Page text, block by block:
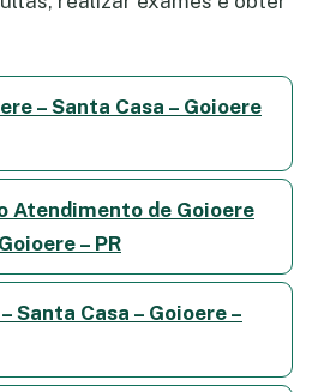
– Santa Casa – Goioere
Atendimento de Goioere
– PR
Santa Casa – Goioere –